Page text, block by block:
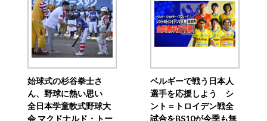
始球式の杉谷拳士さ
ん、野球に熱い思い
全日本学童軟式野球大
会 マクドナルド・トー
ベルギーで戦う日本人
選手を応援しよう シ
ント＝トロイデン戦全
試合をBS10が今季も無